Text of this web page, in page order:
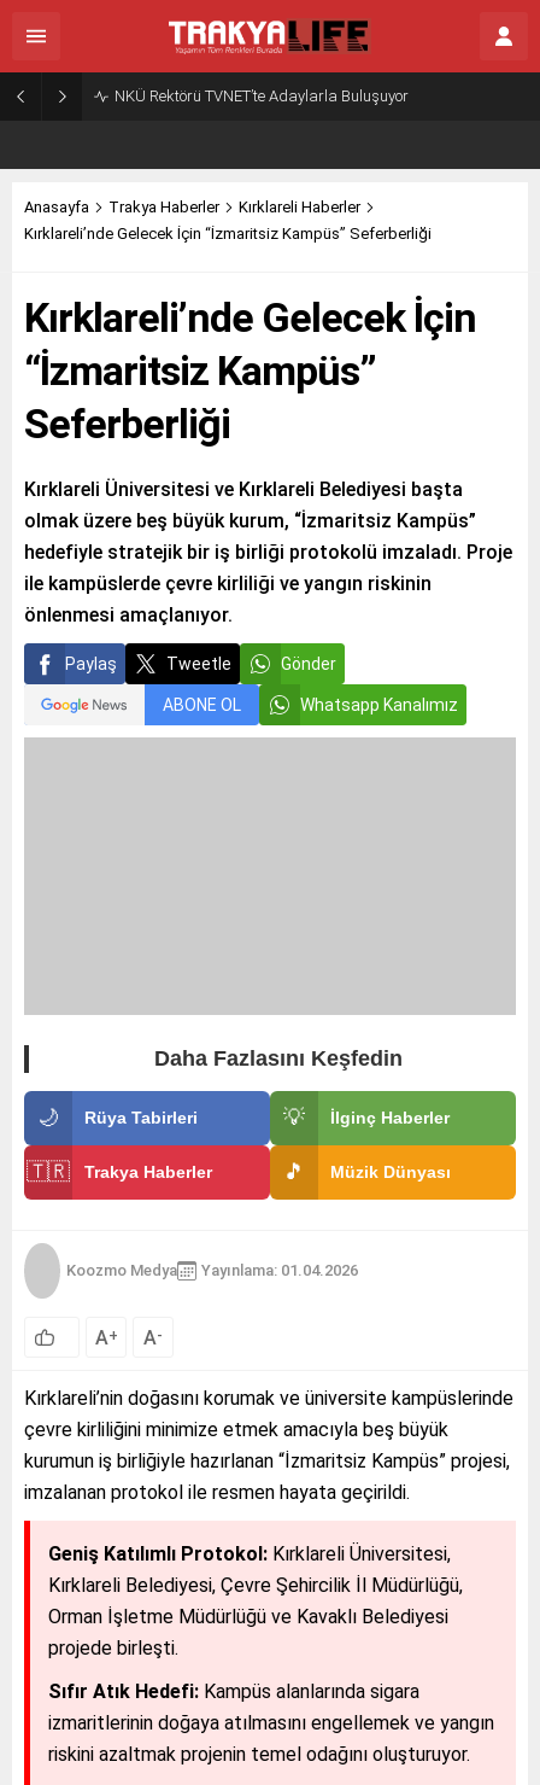
NKÜ Rektörü TVNET’te Adaylarla Buluşuyor
Anasayfa Trakya Haberler
Kırklareli Haberler
Kırklareli’nde Gelecek İçin “İzmaritsiz Kampüs” Seferberliği
Kırklareli’nde Gelecek İçin
“İzmaritsiz Kampüs”
Seferberliği
Kırklareli Üniversitesi ve Kırklareli Belediyesi başta
olmak üzere beş büyük kurum, “İzmaritsiz Kampüs”
hedefiyle stratejik bir iş birliği protokolü imzaladı. Proje
ile kampüslerde çevre kirliliği ve yangın riskinin
önlenmesi amaçlanıyor.
Paylaş Tweetle Gönder
ABONE OL Whatsapp Kanalımız
Daha Fazlasını Keşfedin
🌙 Rüya Tabirleri 💡 İlginç Haberler
🇹🇷 Trakya Haberler 🎵 Müzik Dünyası
Koozmo Medya Yayınlama: 01.04.2026
A+ A-
Kırklareli’nin doğasını korumak ve üniversite kampüslerinde
çevre kirliliğini minimize etmek amacıyla beş büyük
kurumun iş birliğiyle hazırlanan “İzmaritsiz Kampüs” projesi,
imzalanan protokol ile resmen hayata geçirildi.
Geniş Katılımlı Protokol: Kırklareli Üniversitesi,
Kırklareli Belediyesi, Çevre Şehircilik İl Müdürlüğü,
Orman İşletme Müdürlüğü ve Kavaklı Belediyesi
projede birleşti.
Sıfır Atık Hedefi: Kampüs alanlarında sigara
izmaritlerinin doğaya atılmasını engellemek ve yangın
riskini azaltmak projenin temel odağını oluşturuyor.